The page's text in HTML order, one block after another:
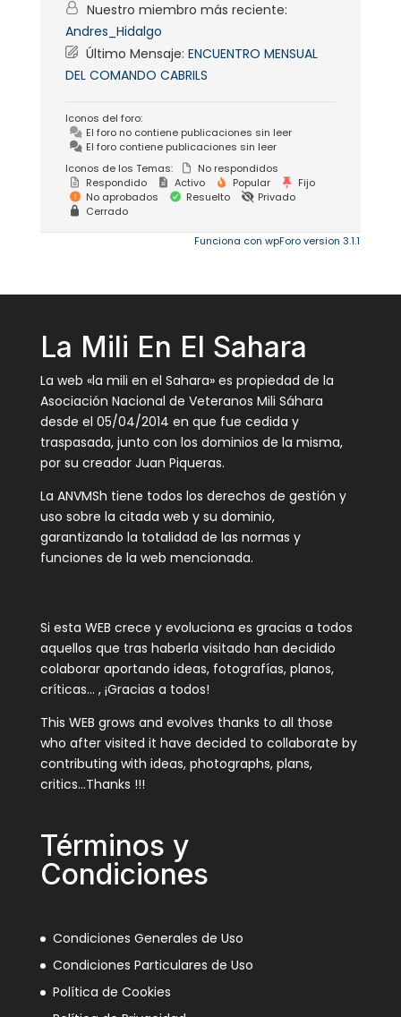
Nuestro miembro más reciente:
Andres_Hidalgo
Último Mensaje: ENCUENTRO MENSUAL
DEL COMANDO CABRILS
Iconos del foro:
El foro no contiene publicaciones sin leer
El foro contiene publicaciones sin leer
Iconos de los Temas:
No respondidos
Respondido
Activo Popular
Fijo
No aprobados
Resuelto
Privado
Cerrado
Funciona con wpForo version 3.1.1
La Mili En El Sahara
La web «la mili en el Sahara» es propiedad de la
Asociación Nacional de Veteranos Mili Sáhara
desde el 05/04/2014 en que fue cedida y
traspasada, junto con los dominios de la misma,
por su creador Juan Piqueras.
La ANVMSh tiene todos los derechos de gestión y
uso sobre la citada web y su dominio,
garantizando la totalidad de las normas y
funciones de la web mencionada.
Si esta WEB crece y evoluciona es gracias a todos
aquellos que tras haberla visitado han decidido
colaborar aportando ideas, fotografías, planos,
críticas… , ¡Gracias a todos!
This WEB grows and evolves thanks to all those
who after visited it have decided to collaborate by
contributing with ideas, photographs, plans,
critics…Thanks !!!
Términos y
Condiciones
Condiciones Generales de Uso
Condiciones Particulares de Uso
Política de Cookies